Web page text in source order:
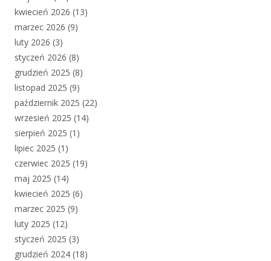
kwiecień 2026 (13)
marzec 2026 (9)
luty 2026 (3)
styczeń 2026 (8)
grudzień 2025 (8)
listopad 2025 (9)
październik 2025 (22)
wrzesień 2025 (14)
sierpień 2025 (1)
lipiec 2025 (1)
czerwiec 2025 (19)
maj 2025 (14)
kwiecień 2025 (6)
marzec 2025 (9)
luty 2025 (12)
styczeń 2025 (3)
grudzień 2024 (18)